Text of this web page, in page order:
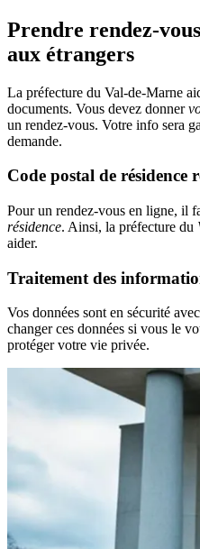
Prendre rendez-
aux étrangers
La préfecture du Val-de-Marne
documents. Vous devez donner
un rendez-vous. Votre info sera
demande.
Code postal de résidence
Pour un rendez-vous en ligne, il
résidence. Ainsi, la préfecture du
aider.
Traitement des
Vos données sont en sécurité
changer ces données si vous le
protéger votre vie privée.